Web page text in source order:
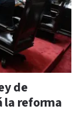
de
la reforma